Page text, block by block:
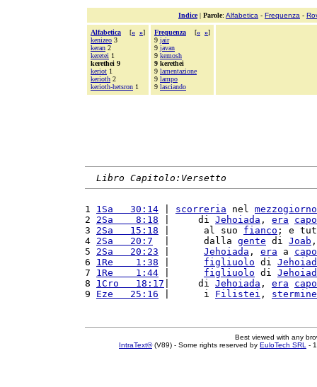
Indice| Parole: Alfabetica - Frequenza -
Alfabetica [« »]
kenizeo 3
keran 2
keretei 1
kerethei 9
keriot 1
kerioth 2
kerioth-hetsron 1
Frequenza [« »]
9 jair
9 javan
9 kemosh
9 kerethei
9 lamentazione
9 lampo
9 lasciando
Libro Capitolo:Versetto
1 1Sa   30:14 scorreria nel mezzogiorno
2 2Sa    8:18 |     di Jehoiada , era
capo
3 2Sa   15:18 |      al suo fianco ; e
4 2Sa   20:7
  |      dalla
gente di Joab
5 2Sa   20:23 Jehoiada , era a capo
6 1Re    1:38 figliuolo di
7 1Re    1:44 figliuolo di
8 1Cro   18:17 |     di Jehoiada , era
capo
9 Eze   25:16 |      i Filistei ,
Best viewed with any
IntraText®(V89) - Some rights reserved by EuloTech SRL -